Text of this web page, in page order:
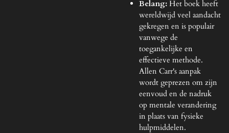
Belang:Het boek heeft
wereldwijd veel aandacht
gekregen en is populair
vanwege de
toegankelijke en
effectieve methode.
Allen Carr's aanpak
wordt geprezen om zijn
eenvoud en de nadruk
op mentale verandering
in plaats van fysieke
hulpmiddelen.